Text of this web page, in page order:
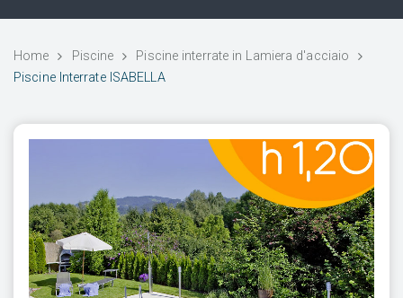
Home Piscine
Piscine interrate in Lamiera d'acciaio
Piscine Interrate ISABELLA